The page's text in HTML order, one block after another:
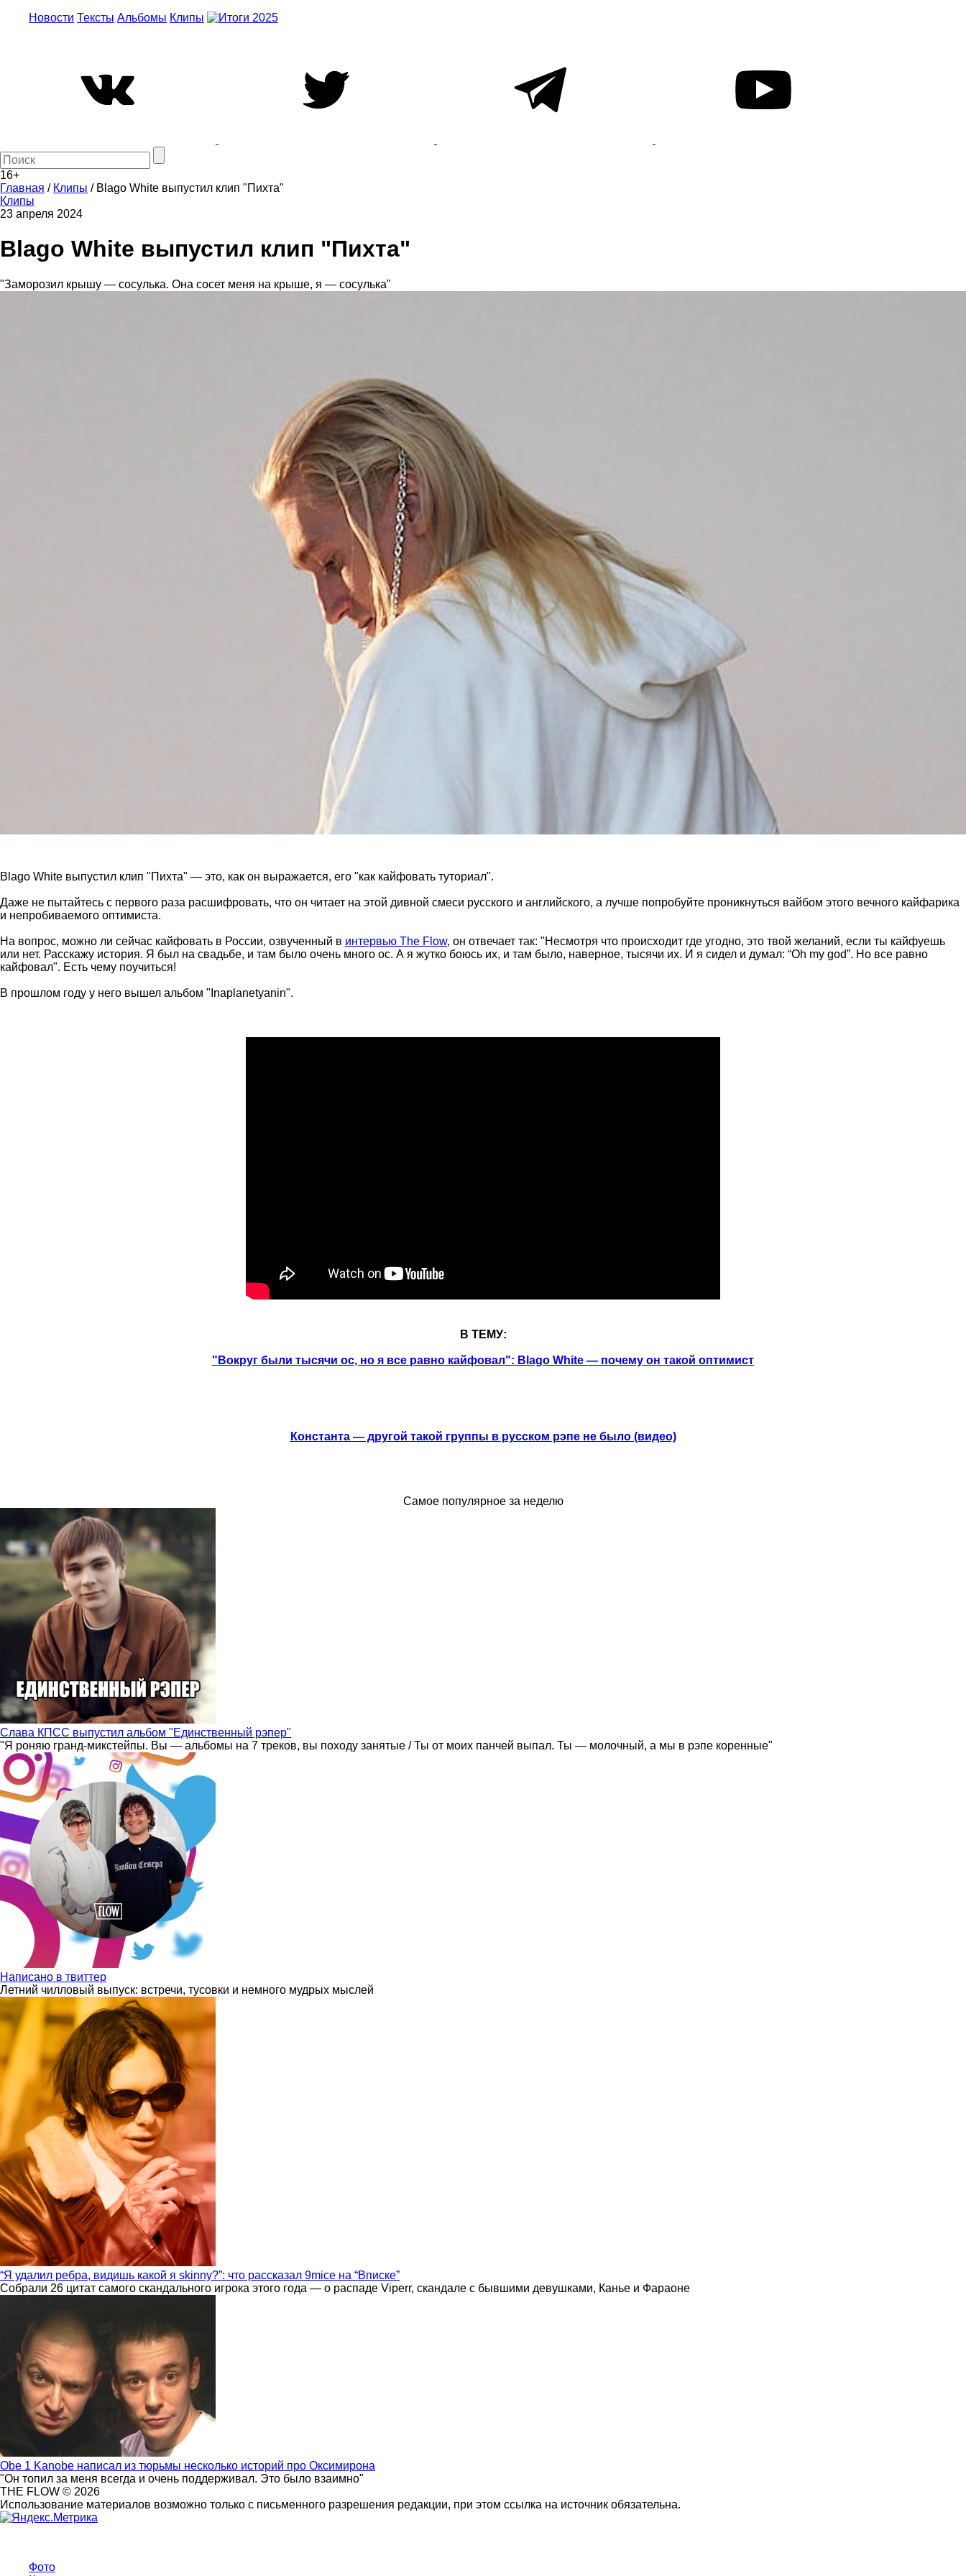
Новости Тексты Альбомы Клипы
16+
Главная / Клипы / Blago White выпустил клип "Пихта"
Клипы
23 апреля 2024
Blago White выпустил клип "Пихта"
"Заморозил крышу — сосулька. Она сосет меня на крыше, я — сосулька"
Blago White выпустил клип "Пихта" — это, как он выражается, его "как кайфовать туториал".
Даже не пытайтесь с первого раза расшифровать, что он читает на этой дивной смеси русского и английского, а лучше попробуйте проникнуться вайбом этого вечного кайфарика
и непробиваемого оптимиста.
На вопрос, можно ли сейчас кайфовать в России, озвученный в интервью The Flow, он отвечает так: "Несмотря что происходит где угодно, это твой желаний, если ты кайфуешь
или нет. Расскажу история. Я был на свадьбе, и там было очень много ос. А я жутко боюсь их, и там было, наверное, тысячи их. И я сидел и думал: “Oh my god”. Но все равно
кайфовал". Есть чему поучиться!
В прошлом году у него вышел альбом "Inaplanetyanin".
В ТЕМУ:
"Вокруг были тысячи ос, но я все равно кайфовал": Blago White — почему он такой оптимист
Константа — другой такой группы в русском рэпе не было (видео)
Самое популярное за неделю
Слава КПСС выпустил альбом "Единственный рэпер"
"Я роняю гранд-микстейпы. Вы — альбомы на 7 треков, вы походу занятые / Ты от моих панчей выпал. Ты — молочный, а мы в рэпе коренные"
Написано в твиттер
Летний чилловый выпуск: встречи, тусовки и немного мудрых мыслей
“Я удалил ребра, видишь какой я skinny?”: что рассказал 9mice на “Вписке”
Собрали 26 цитат самого скандального игрока этого года — о распаде Viperr, скандале с бывшими девушками, Канье и Фараоне
Obe 1 Kanobe написал из тюрьмы несколько историй про Оксимирона
"Он топил за меня всегда и очень поддерживал. Это было взаимно"
THE FLOW © 2026
Использование материалов возможно только с письменного разрешения редакции, при этом ссылка на источник обязательна.
Фото